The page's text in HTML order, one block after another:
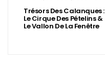
Trésors Des Calanques :
Le Cirque Des Pételins &
Le Vallon De La Fenêtre